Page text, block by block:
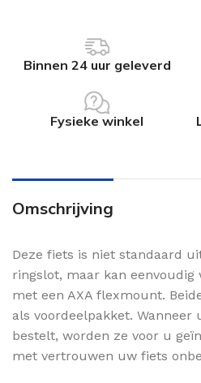
Binnen 24 uur geleverd
Fysieke winkel
Omschrijving
Deze fiets is niet standaard
ringslot, maar kan eenvoudig
met een AXA flexmount.
als voordeelpakket.
bestelt, worden ze voor u
met vertrouwen uw fiets